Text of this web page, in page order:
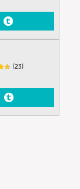
(23)